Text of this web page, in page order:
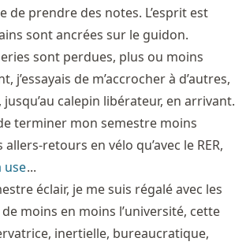
de prendre des notes. L’esprit est
sont ancrées sur le guidon.
sont perdues, plus ou moins
j’essayais de m’accrocher à d’autres,
calepin libérateur, en arrivant.
de terminer mon semestre moins
retours en vélo qu’avec le RER,
use...
éclair, je me suis régalé avec les
de moins en moins l’université, cette
inertielle, bureaucratique,